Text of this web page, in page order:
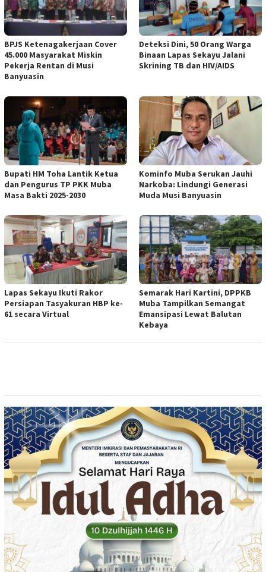
BPJS Ketenagakerjaan Cover
45.000 Masyarakat Miskin
Pekerja Rentan di Musi
Banyuasin
Deteksi Dini, 50 Orang Warga
Binaan Lapas Sekayu Jalani
Skrining TB dan HIV/AIDS
Bupati HM Toha Lantik Ketua
dan Pengurus TP PKK Muba
Masa Bakti 2025-2030
Kominfo Muba Serukan Jauhi
Narkoba: Lindungi Generasi
Muda Musi Banyuasin
Lapas Sekayu Ikuti Rakor
Persiapan Tasyakuran HBP ke-
61 secara Virtual
Semarak Hari Kartini, DPPKB
Muba Tampilkan Semangat
Emansipasi Lewat Balutan
Kebaya